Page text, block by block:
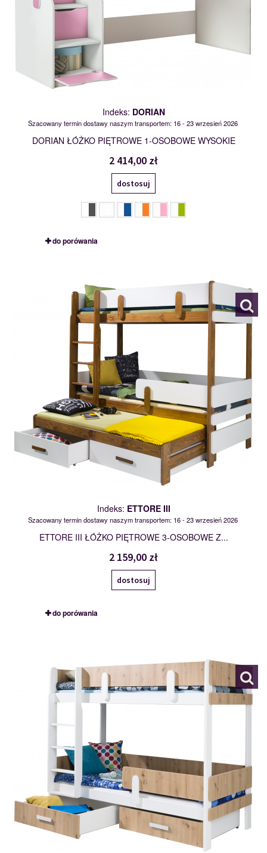
Indeks: DORIAN
Szacowany termin dostawy naszym transportem: 16 - 23 wrzesień 2026
DORIAN ŁÓŻKO PIĘTROWE 1-OSOBOWE WYSOKIE
2 414,00 zł
dostosuj
do porówania
Indeks: ETTORE III
Szacowany termin dostawy naszym transportem: 16 - 23 wrzesień 2026
ETTORE III ŁÓŻKO PIĘTROWE 3-OSOBOWE Z...
2 159,00 zł
dostosuj
do porówania